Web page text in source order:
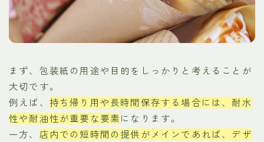
まず、包装紙の用途や目的をしっかりと考えることが
大切です。
例えば、 持ち帰り用や長時間保存する場合には、耐水
性や耐油性が重要な要素になります。
一方、 店内での短時間の提供がメインであれば、デザ